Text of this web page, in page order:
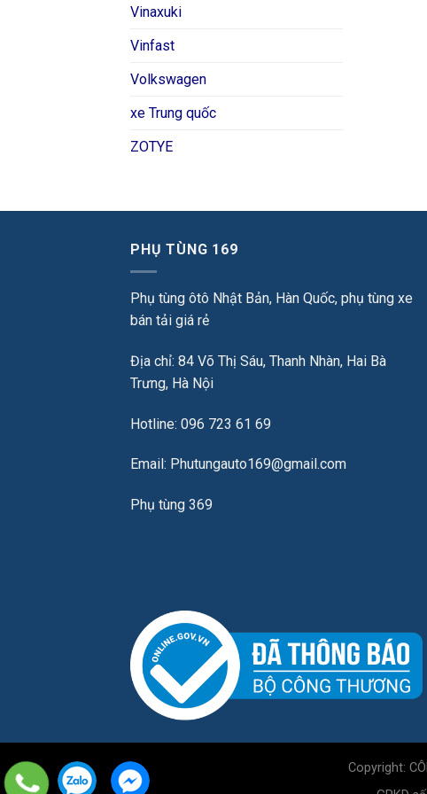
Vinaxuki
Vinfast
Volkswagen
xe Trung quốc
ZOTYE
PHỤ TÙNG 169
Phụ tùng ôtô Nhật Bản, Hàn Quốc, phụ tùng xe
bán tải giá rẻ
Địa chỉ: 84 Võ Thị Sáu, Thanh Nhàn, Hai Bà
Trưng, Hà Nội
Hotline: 096 723 61 69
Email: Phutungauto169@gmail.com
Phụ tùng 369
Copyright: